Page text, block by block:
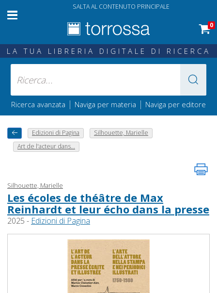
SALTA AL CONTENUTO PRINCIPALE
0
LA TUA LIBRERIA DIGITALE DI RICERCA
Ricerca avanzata | Naviga per materia | Naviga per editore
Edizioni di Pagina
Silhouette, Marielle
Art de l'acteur dans...
Silhouette, Marielle
Les écoles de théâtre de Max
Reinhardt et leur écho dans la presse
2025 - Edizioni di Pagina